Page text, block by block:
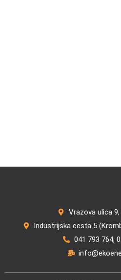
Vrazova ulica
Industrijska cesta 5
041 793 764,